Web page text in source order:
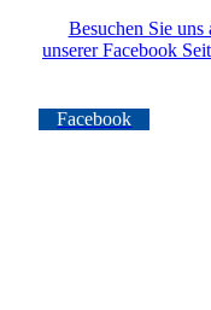
Besuchen Sie
unserer Facebook
Facebook